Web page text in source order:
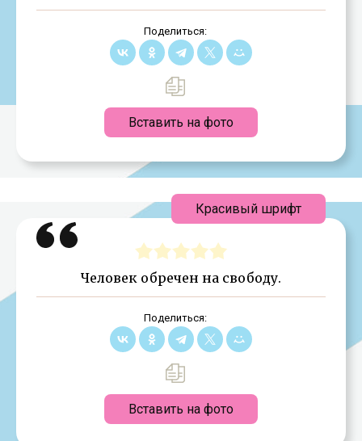
Поделиться:
Вставить на фото
Человек обречен на свободу.
Поделиться:
Вставить на фото
Красивый шрифт